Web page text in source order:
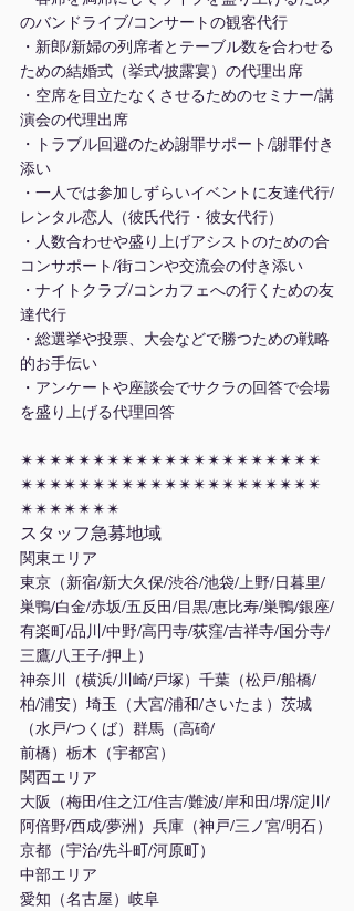
のバンドライブ/コンサートの観客代行
・新郎/新婦の列席者とテーブル数を合わせる
ための結婚式（挙式/披露宴）の代理出席
・空席を目立たなくさせるためのセミナー/講
演会の代理出席
・トラブル回避のため謝罪サポート/謝罪付き
添い
・一人では参加しずらいイベントに友達代行/
レンタル恋人（彼氏代行・彼女代行）
・人数合わせや盛り上げアシストのための合
コンサポート/街コンや交流会の付き添い
・ナイトクラブ/コンカフェへの行くための友
達代行
・総選挙や投票、大会などで勝つための戦略
的お手伝い
・アンケートや座談会でサクラの回答で会場
を盛り上げる代理回答
✴︎✴︎✴︎✴︎✴︎✴︎✴︎✴︎✴︎✴︎✴︎✴︎✴︎✴︎✴︎✴︎✴︎✴︎✴︎✴︎✴︎
✴︎✴︎✴︎✴︎✴︎✴︎✴︎✴︎✴︎✴︎✴︎✴︎✴︎✴︎✴︎✴︎✴︎✴︎✴︎✴︎✴︎
✴︎✴︎✴︎✴︎✴︎✴︎✴︎
スタッフ急募地域
関東エリア
東京（新宿/新大久保/渋谷/池袋/上野/日暮里/
巣鴨/白金/赤坂/五反田/目黒/恵比寿/巣鴨/銀座/
有楽町/品川/中野/高円寺/荻窪/吉祥寺/国分寺/
三鷹/八王子/押上）
神奈川（横浜/川崎/戸塚）千葉（松戸/船橋/
柏/浦安）埼玉（大宮/浦和/さいたま）茨城
（水戸/つくば）群馬（高碕/
前橋）栃木（宇都宮）
関西エリア
大阪（梅田/住之江/住吉/難波/岸和田/堺/淀川/
阿倍野/西成/夢洲）兵庫（神戸/三ノ宮/明石）
京都（宇治/先斗町/河原町）
中部エリア
愛知（名古屋）岐阜